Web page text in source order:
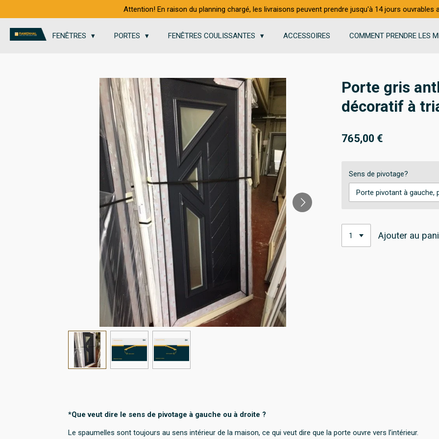
au
contenu
principal
Attention! En raison du planning chargé, les livraisons peuvent prendre jusqu'à 14 jours ouvrables
FENÊTRES PORTES FENÊTRES COULISSANTES ACCESSOIRES COMMENT PRENDRE LES
Porte gris
décoratif à
765,00 €
Sens de pivotage?
Ajouter au
*Que veut dire le sens de pivotage à gauche ou à droite ?
Le spaumelles sont toujours au sens intérieur de la maison, ce qui veut dire que la porte ouvre vers l’intérieur.